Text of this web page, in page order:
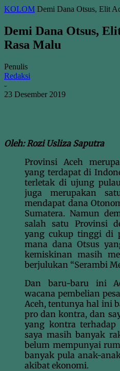
KOLOM Demi Dana Otsus, Elit
Demi Dana Otsus,
Rasa Malu
Penulis
Redaksi
-
23 Desember 2019
Oleh: Rozi Usliza Saputra
Provinsi Aceh
yang terdapat di
terletak di ujung
juga merupakan
mendapat dana
Sumatera. Namun
salah satu Provinsi
yang cukup tinggi di
mana dana Otsus
kemiskinan masih
berjulukan “Serambi
Dan baru-baru ini
wacana pembelian
Aceh, tentunya hal ini
pro dan kontra, dan
yang kontra terhadap
saya masih banyak
belum mempunyai
banyak pula anak-
akibat ekonomi.